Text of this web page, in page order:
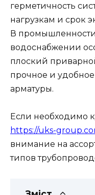
герметичность
нагрузкам и срок
В
водоснабжении
плоский
прочное и
арматуры.
Если необходимо
https://uks-
внимание на
типов